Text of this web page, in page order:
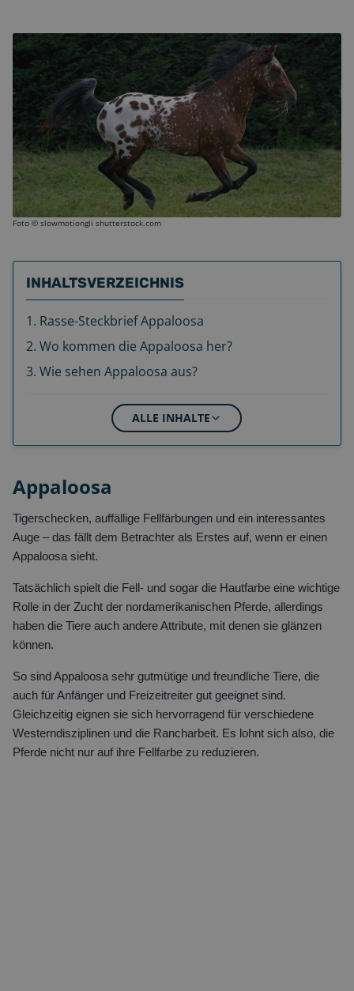
Foto © slowmotiongli shutterstock.com
INHALTSVERZEICHNIS
1. Rasse-Steckbrief Appaloosa
2. Wo kommen die Appaloosa her?
3. Wie sehen Appaloosa aus?
ALLE INHALTE
Appaloosa
Tigerschecken, auffällige Fellfärbungen und ein interessantes
Auge – das fällt dem Betrachter als Erstes auf, wenn er einen
Appaloosa sieht.
Tatsächlich spielt die Fell- und sogar die Hautfarbe eine wichtige
Rolle in der Zucht der nordamerikanischen Pferde, allerdings
haben die Tiere auch andere Attribute, mit denen sie glänzen
können.
So sind Appaloosa sehr gutmütige und freundliche Tiere, die
auch für Anfänger und Freizeitreiter gut geeignet sind.
Gleichzeitig eignen sie sich hervorragend für verschiedene
Westerndisziplinen und die Rancharbeit. Es lohnt sich also, die
Pferde nicht nur auf ihre Fellfarbe zu reduzieren.